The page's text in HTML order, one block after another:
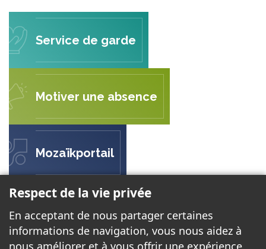
Service de garde
Motiver une absence
Mozaïkportail
ÉCOLE DE L'ENVOLÉE
299 rue Ernest Gaboury
Gatineau, QC J8V 2P8
Respect de la vie privée
En acceptant de nous partager certaines
informations de navigation, vous nous aidez à
nous améliorer et à vous offrir une expérience